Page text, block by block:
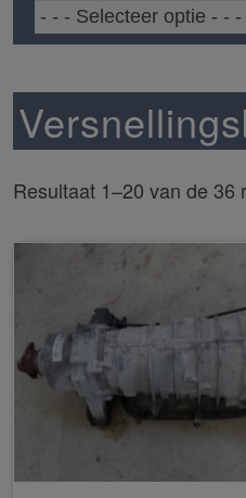
Resultaat 1–20 van de 36